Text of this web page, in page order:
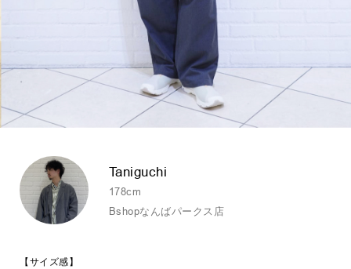
Taniguchi
178cm
Bshopなんばパークス店
【サイズ感】